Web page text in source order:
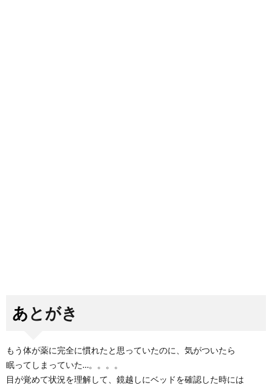
あとがき
もう体が薬に完全に慣れたと思っていたのに、気がついたら
眠ってしまっていた…。。。。
目が覚めて状況を理解して、鏡越しにベッドを確認した時には